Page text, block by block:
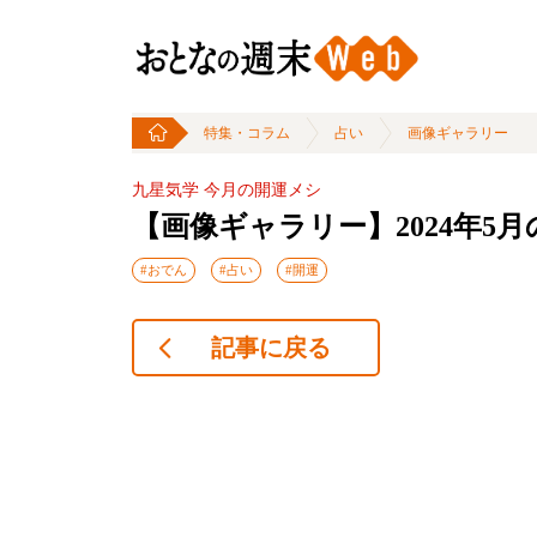
特集・コラム 占い 画像ギャラリー
九星気学 今月の開運メシ
【画像ギャラリー】2024年5
#おでん #占い #開運
記事に戻る